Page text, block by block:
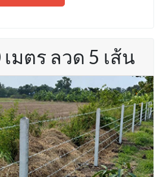
มตร ลวด 5 เส้น